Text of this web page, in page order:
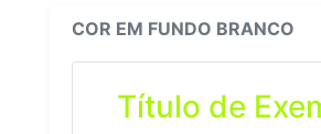
COR EM FUNDO BRANCO
Título de